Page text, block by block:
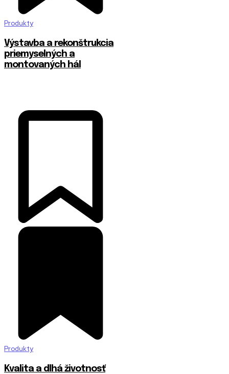
Produkty
Výstavba a rekonštrukcia
priemyselných a
montovaných hál
Produkty
​Kvalita a dlhá životnosť